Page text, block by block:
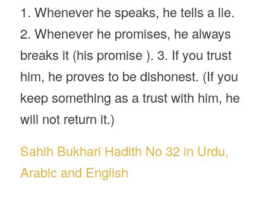
1. Whenever he speaks, he tells a lie.
2. Whenever he promises, he always
breaks it (his promise ). 3. If you trust
him, he proves to be dishonest. (If you
keep something as a trust with him, he
will not return it.)
Sahih Bukhari Hadith No 32 in Urdu,
Arabic and English